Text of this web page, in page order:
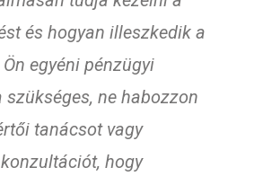
és hogyan illeszkedik a
egyéni pénzügyi
szükséges, ne habozzon
tanácsot vagy
hogy